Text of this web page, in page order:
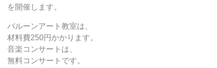
を開催します。
バルーンアート教室は、
材料費250円かかります。
音楽コンサートは、
無料コンサートです。